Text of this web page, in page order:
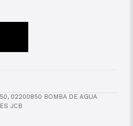
02200850 BOMBA DE AGUA
JCB